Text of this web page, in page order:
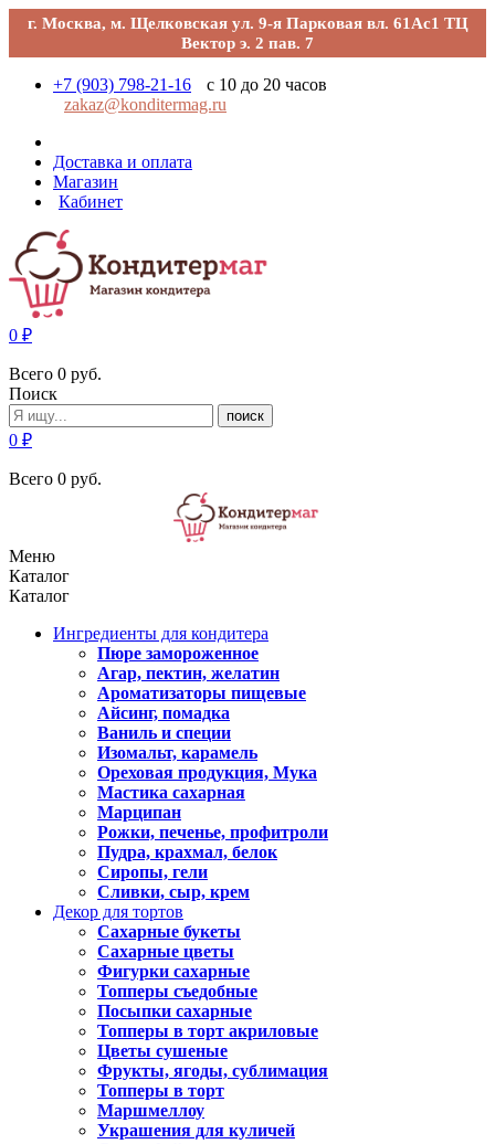
г. Москва, м. Щелковская ул. 9-я Парковая вл. 61Ас1 ТЦ
Вектор э. 2 пав. 7
+7 (903) 798-21-16
с 10 до 20 часов
zakaz@konditermag.ru
Доставка и оплата
Магазин
Кабинет
0 ₽
Всего 0 руб.
Поиск
поиск
0 ₽
Всего 0 руб.
Меню
Каталог
Каталог
Ингредиенты для кондитера
Пюре замороженное
Агар, пектин, желатин
Ароматизаторы пищевые
Айсинг, помадка
Ваниль и специи
Изомальт, карамель
Ореховая продукция, Мука
Мастика сахарная
Марципан
Рожки, печенье, профитроли
Пудра, крахмал, белок
Сиропы, гели
Сливки, сыр, крем
Декор для тортов
Сахарные букеты
Сахарные цветы
Фигурки сахарные
Топперы съедобные
Посыпки сахарные
Топперы в торт акриловые
Цветы сушеные
Фрукты, ягоды, сублимация
Топперы в торт
Маршмеллоу
Украшения для куличей